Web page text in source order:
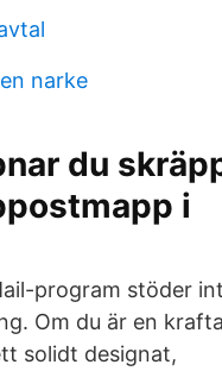
narke
du
i
program stöder
Om du är en
solidt designat,